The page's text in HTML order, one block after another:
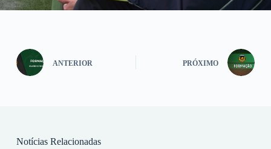
ANTERIOR PRÓXIMO
Notícias Relacionadas